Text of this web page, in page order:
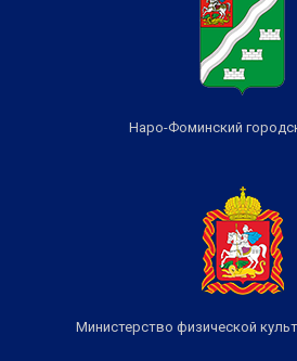
Наро-Фоминский
Министерство физической